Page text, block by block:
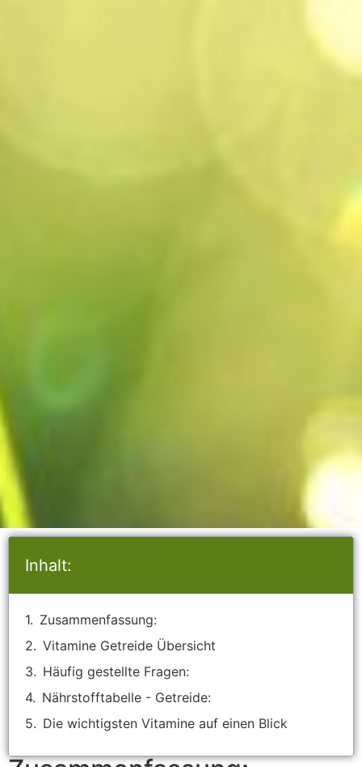
Inhalt:
Zusammenfassung:
Vitamine Getreide Übersicht
Häufig gestellte Fragen:
Nährstofftabelle - Getreide:
Die wichtigsten Vitamine auf einen Blick